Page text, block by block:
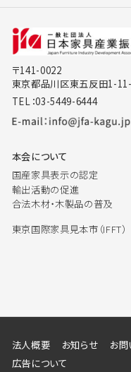
〒141-0022
東京都品川区東五反田1-
TEL：03-5449-6444
本会について
国産家具表示の認定
輸出活動の促進
合法木材・木製品の普及
東京国際家具見本市（IFFT）
法人概要 お知らせ お
広告について